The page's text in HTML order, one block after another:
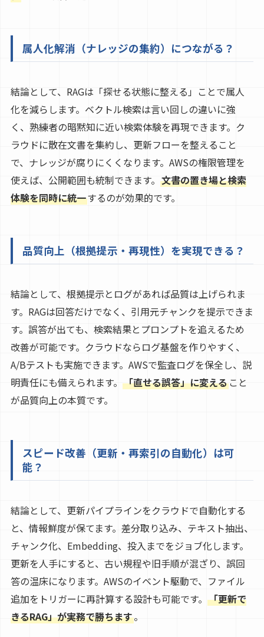
属人化解消（ナレッジの集約）につながる？
結論として、RAGは「探せる状態に整える」ことで属人
化を減らします。ベクトル検索は言い回しの違いに強
く、熟練者の暗黙知に近い検索体験を再現できます。ク
ラウドに散在文書を集約し、更新フローを整えること
で、ナレッジが腐りにくくなります。AWSの権限管理を
使えば、公開範囲も統制できます。 文書の置き場と検索
体験を同時に統一するのが効果的です。
品質向上（根拠提示・再現性）を実現できる？
結論として、根拠提示とログがあれば品質は上げられま
す。RAGは回答だけでなく、引用元チャンクを提示できま
す。誤答が出ても、検索結果とプロンプトを追えるため
改善が可能です。クラウドならログ基盤を作りやすく、
A/Bテストも実施できます。AWSで監査ログを保全し、説
明責任にも備えられます。 「直せる誤答」に変えること
が品質向上の本質です。
スピード改善（更新・再索引の自動化）は可
能？
結論として、更新パイプラインをクラウドで自動化する
と、情報鮮度が保てます。差分取り込み、テキスト抽出、
チャンク化、Embedding、投入までをジョブ化します。
更新を人手にすると、古い規程や旧手順が混ざり、誤回
答の温床になります。AWSのイベント駆動で、ファイル
追加をトリガーに再計算する設計も可能です。 「更新で
きるRAG」が実務で勝ちます。